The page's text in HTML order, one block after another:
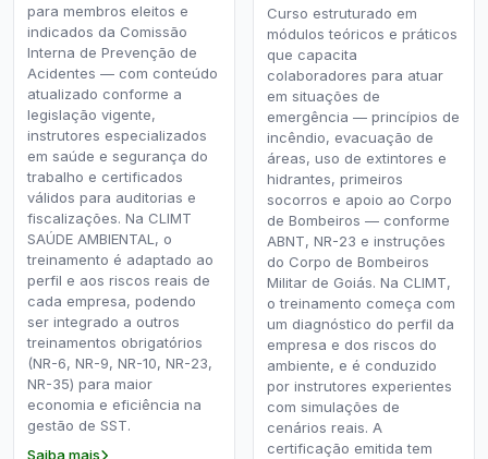
para membros eleitos e
indicados da Comissão
Interna de Prevenção de
Acidentes — com conteúdo
atualizado conforme a
legislação vigente,
instrutores especializados
em saúde e segurança do
trabalho e certificados
válidos para auditorias e
fiscalizações. Na CLIMT
SAÚDE AMBIENTAL, o
treinamento é adaptado ao
perfil e aos riscos reais de
cada empresa, podendo
ser integrado a outros
treinamentos obrigatórios
(NR-6, NR-9, NR-10, NR-23,
NR-35) para maior
economia e eficiência na
gestão de SST.
Saiba mais
Curso estruturado em
módulos teóricos e práticos
que capacita
colaboradores para atuar
em situações de
emergência — princípios de
incêndio, evacuação de
áreas, uso de extintores e
hidrantes, primeiros
socorros e apoio ao Corpo
de Bombeiros — conforme
ABNT, NR-23 e instruções
do Corpo de Bombeiros
Militar de Goiás. Na CLIMT,
o treinamento começa com
um diagnóstico do perfil da
empresa e dos riscos do
ambiente, e é conduzido
por instrutores experientes
com simulações de
cenários reais. A
certificação emitida tem